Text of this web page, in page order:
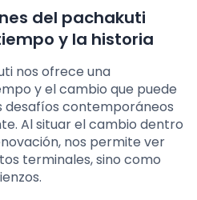
del pachakuti
y la historia
nos ofrece una
y el cambio que puede
desafíos contemporáneos
Al situar el cambio dentro
nos permite ver
terminales, sino como